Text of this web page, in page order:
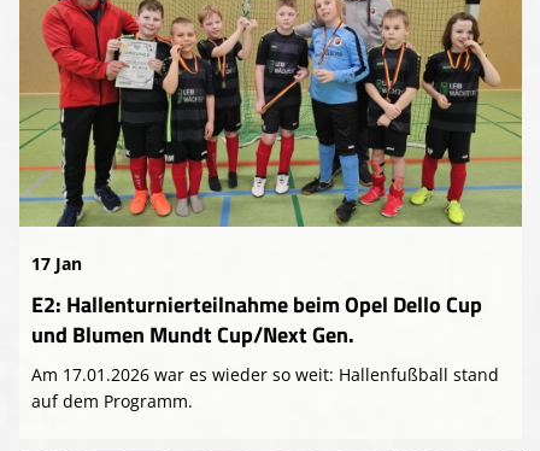
17 Jan
E2: Hallenturnierteilnahme beim Opel Dello Cup
und Blumen Mundt Cup/Next Gen.
Am 17.01.2026 war es wieder so weit: Hallenfußball stand
auf dem Programm.